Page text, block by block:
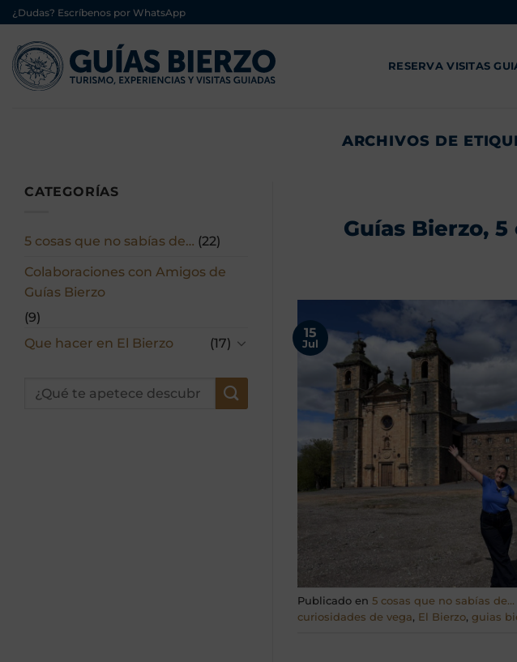
Saltar
al
contenido
¿Dudas? Escríbenos por WhatsApp
RESERVA VISITAS
ARCHIVOS DE
CATEGORÍAS
5 cosas que no sabías de… (22)
Colaboraciones con Amigos de
Guías Bierzo
(9)
Que hacer en El Bierzo
(17)
Guías Bierzo,
15
Jul
Publicado en 5 cosas que no sabías de...
curiosidades de vega, El Bierzo, guias